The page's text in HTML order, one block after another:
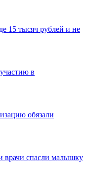
15 тысяч рублей и не
в
обязали
врачи спасли малышку